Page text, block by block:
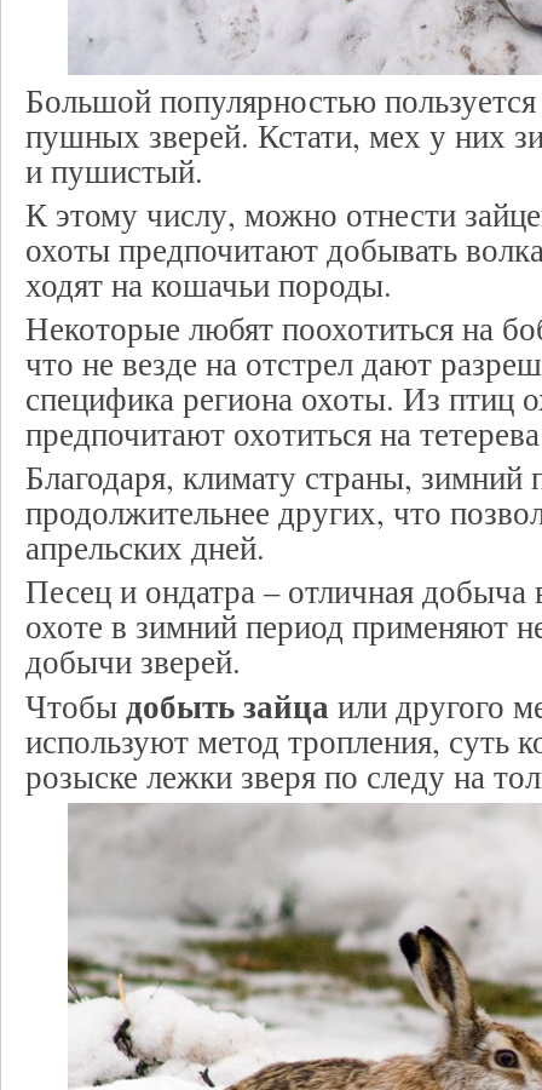
Большой популярностью
пушных зверей. Кстати, мех у них
и пушистый.
К этому числу, можно отнести
охоты предпочитают добывать
ходят на кошачьи породы.
Некоторые любят поохотиться на
что не везде на отстрел дают
специфика региона охоты. Из птиц
предпочитают охотиться на
Благодаря, климату страны,
продолжительнее других, что
апрельских дней.
Песец и ондатра – отличная
охоте в зимний период применяют
добычи зверей.
Чтобыдобыть зайца или другого
используют метод тропления, суть
розыске лежки зверя по следу на